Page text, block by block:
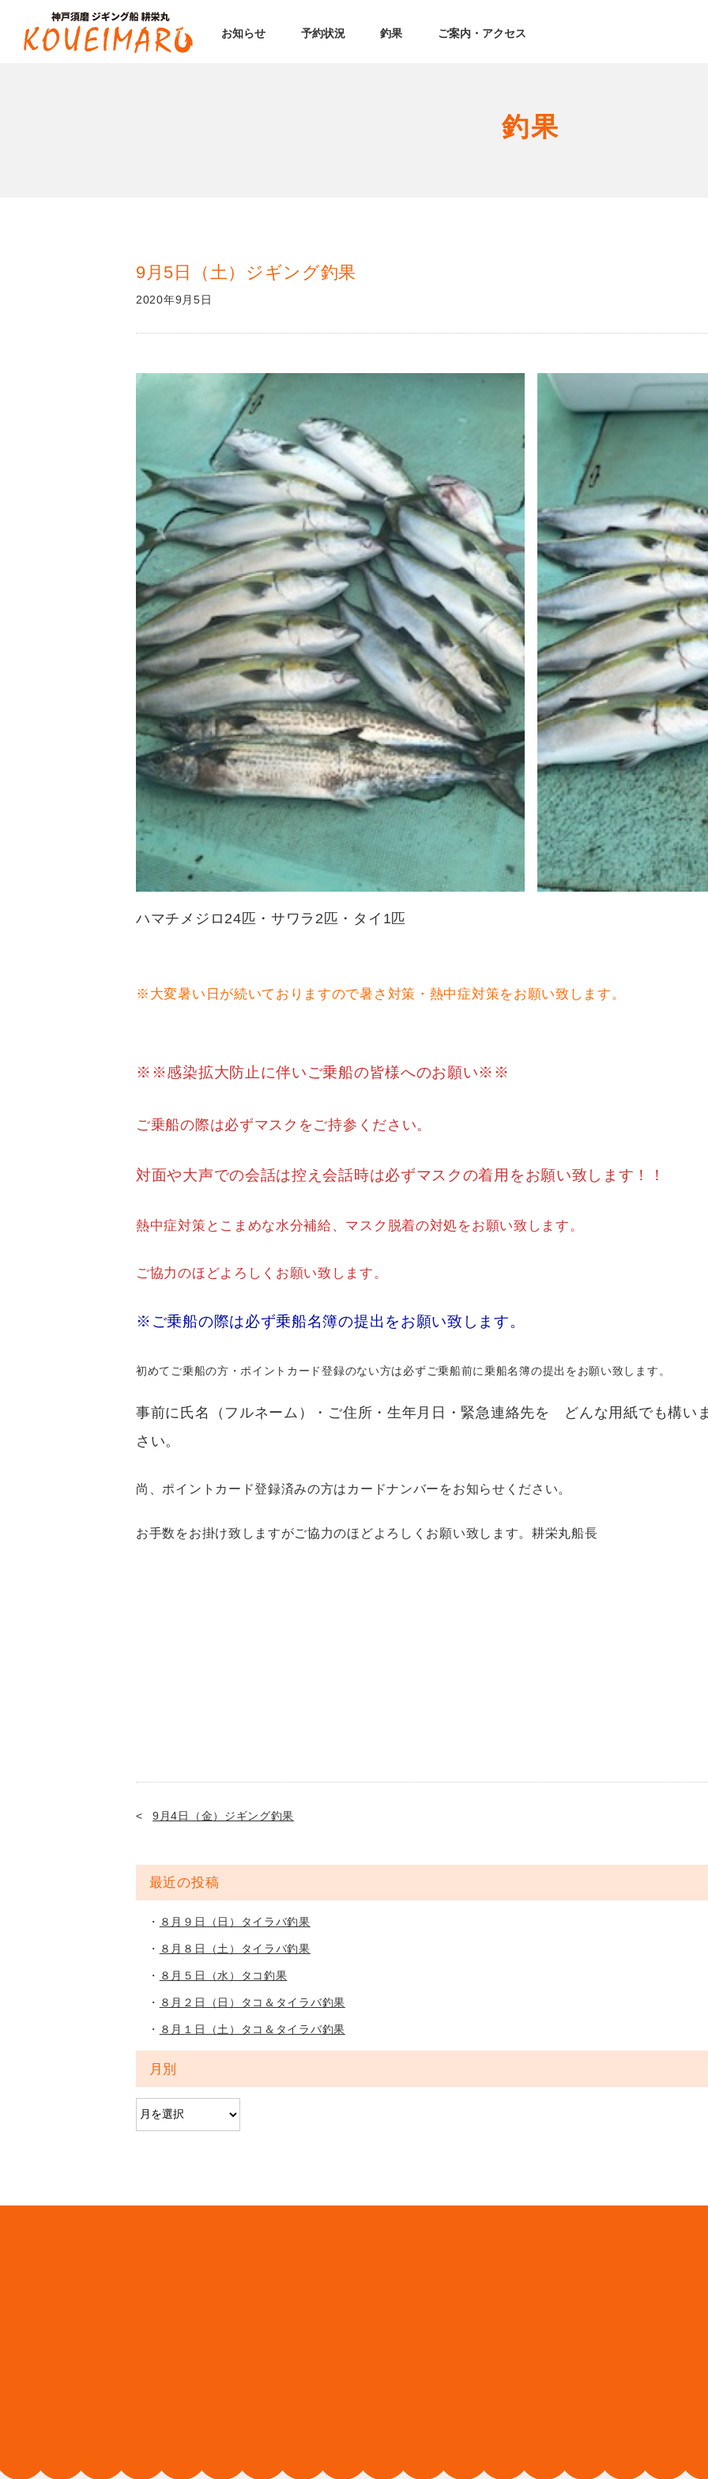
お知らせ 予約状況 釣果 ご案内・アクセス
釣果
9月5日（土）ジギング釣果
2020年9月5日
ハマチメジロ24匹・サワラ2匹・タイ1匹
※大変暑い日が続いておりますので暑さ対策・熱中症対策をお願い致します。
※※感染拡大防止に伴いご乗船の皆様へのお願い※※
ご乗船の際は必ずマスクをご持参ください。
対面や大声での会話は控え会話時は必ずマスクの着用をお願い致します！！
熱中症対策とこまめな水分補給、マスク脱着の対処をお願い致します。
ご協力のほどよろしくお願い致します。
※ご乗船の際は必ず乗船名簿の提出をお願い致します。
初めてご乗船の方・ポイントカード登録のない方は必ずご乗船前に乗船名簿の提出をお願い致します。
事前に氏名（フルネーム）・ご住所・生年月日・緊急連絡先を どんな用紙でも構い
さい。
尚、ポイントカード登録済みの方はカードナンバーをお知らせください。
お手数をお掛け致しますがご協力のほどよろしくお願い致します。耕栄丸船長
9月4日（金）ジギング釣果
最近の投稿
８月９日（日）タイラバ釣果
８月８日（土）タイラバ釣果
８月５日（水）タコ釣果
８月２日（日）タコ＆タイラバ釣果
８月１日（土）タコ＆タイラバ釣果
月別